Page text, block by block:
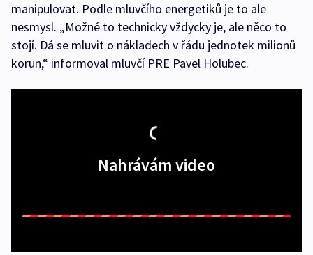
manipulovat. Podle mluvčího energetiků je to ale
nesmysl. „Možné to technicky vždycky je, ale něco to
stojí. Dá se mluvit o nákladech v řádu jednotek milionů
korun,“ informoval mluvčí PRE Pavel Holubec.
Nahrávám video